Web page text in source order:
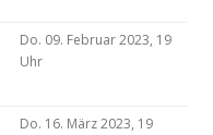
Do. 09. Februar 2023, 19
Uhr
Do. 16. März 2023, 19